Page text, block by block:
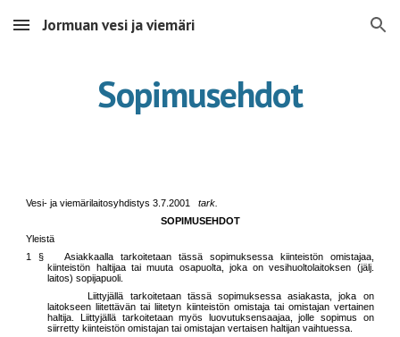
Skip to main content Skip to navigation
Jormuan vesi ja viemäri
Sopimusehdot
Vesi- ja viemärilaitosyhdistys 3.7.2001tark.
SOPIMUSEHDOT
Yleistä
1 § Asiakkaalla tarkoitetaan tässä sopimuksessa kiinteistön omistajaa,
kiinteistön haltijaa tai muuta osapuolta, joka on vesihuoltolaitoksen (jälj.
laitos) sopijapuoli.
Liittyjällä tarkoitetaan tässä sopimuksessa asiakasta, joka on
laitokseen liitettävän tai liitetyn kiinteistön omistaja tai omistajan vertainen
haltija. Liittyjällä tarkoitetaan myös luovutuksensaajaa, jolle sopimus on
siirretty kiinteistön omistajan tai omistajan vertaisen haltijan vaihtuessa.